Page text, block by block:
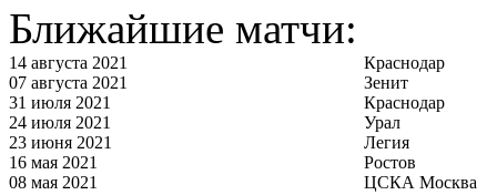
Ближайшие матчи:
14 августа 2021
Краснодар
07 августа 2021
Зенит
31 июля 2021
Краснодар
24 июля 2021
Урал
23 июня 2021
Легия
16 мая 2021
Ростов
08 мая 2021
ЦСКА Москва